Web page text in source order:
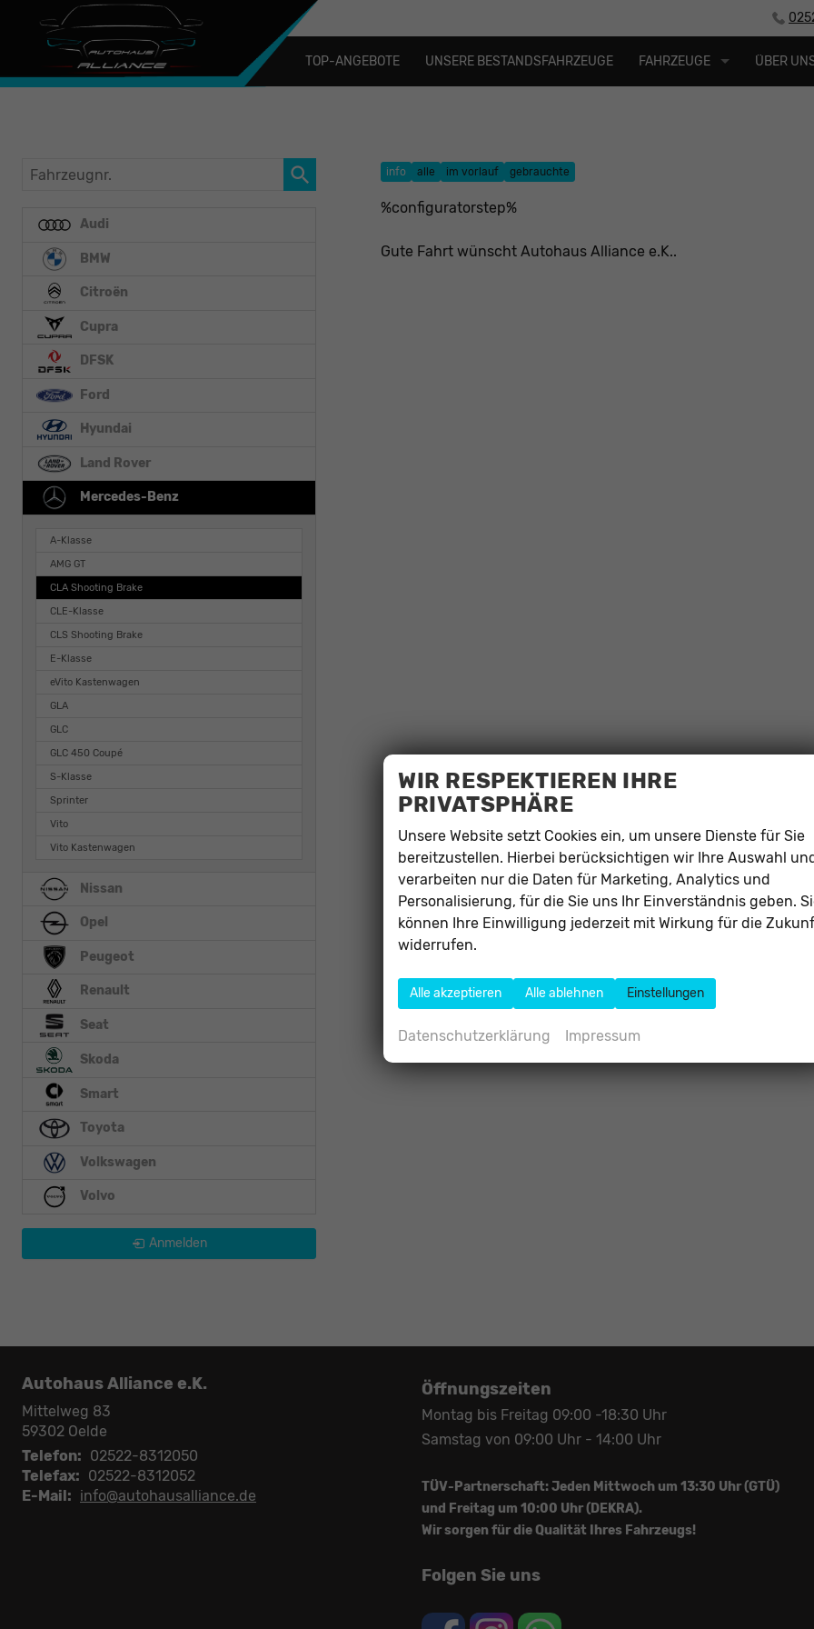
TOP-ANGEBOTE UNSERE BESTANDSFAHRZEUGE FAHRZEUGE ÜBER
info alle im vorlauf gebrauchte
%configuratorstep%
Gute Fahrt wünscht Autohaus Alliance e.K..
Fahrzeugnr.
Audi
BMW
Citroën
Cupra
DFSK
Ford
Hyundai
Land Rover
Mercedes-Benz
A-Klasse
AMG GT
CLA Shooting Brake
CLE-Klasse
CLS Shooting Brake
E-Klasse
eVito Kastenwagen
GLA
GLC
GLC 450 Coupé
S-Klasse
Sprinter
Vito
Vito Kastenwagen
Nissan
Opel
Peugeot
Renault
Seat
Skoda
Smart
Toyota
Volkswagen
Volvo
Anmelden
Autohaus Alliance e.K.
Mittelweg 83
59302 Oelde
Telefon: 02522-8312050
Telefax: 02522-8312052
E-Mail: info@autohausalliance.de
Öffnungszeiten
Montag bis Freitag 09:00 -18:30 Uhr
Samstag von 09:00 Uhr - 14:00 Uhr
TÜV-Partnerschaft: Jeden Mittwoch um 13:30 Uhr (GTÜ)
und Freitag um 10:00 Uhr (DEKRA).
Wir sorgen für die Qualität Ihres Fahrzeugs!
Folgen Sie uns
WIR RESPEKTIEREN IHRE
PRIVATSPHÄRE
Unsere Website setzt Cookies ein, um unsere Dienste für Sie
bereitzustellen. Hierbei berücksichtigen wir Ihre Auswahl
verarbeiten nur die Daten für Marketing, Analytics und
Personalisierung, für die Sie uns Ihr Einverständnis geben.
können Ihre Einwilligung jederzeit mit Wirkung für die
widerrufen.
Alle akzeptieren Alle ablehnen Einstellungen
Datenschutzerklärung Impressum